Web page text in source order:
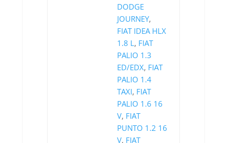
DODGE
JOURNEY,
FIAT IDEA HLX
1.8 L, FIAT
PALIO 1.3
ED/EDX, FIAT
PALIO 1.4
TAXI, FIAT
PALIO 1.6 16
V, FIAT
PUNTO 1.2 16
V, FIAT